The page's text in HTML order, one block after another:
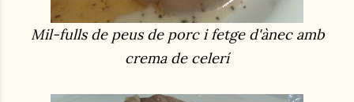
Mil-fulls de peus de porc i fetge d'ànec amb
crema de celerí